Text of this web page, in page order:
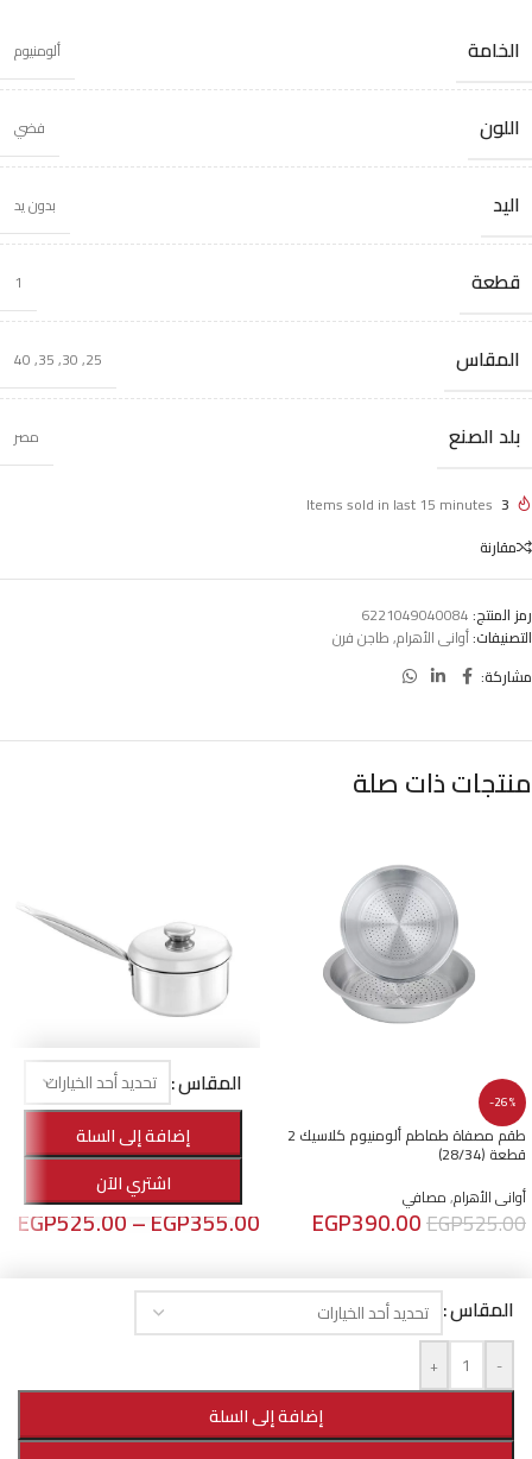
الخامة ألومنيوم
اللون فضي
اليد بدون يد
قطعة 1
المقاس 25
,
30
,
35
,
40
بلد الصنع مصر
3
Items sold in last 15 minutes
المقاس
-
+
إضافة إلى السلة
مقارنة
رمز المنتج:6221049040084
التصنيفات:أوانى الأهرام,طاجن فرن
مشاركة:
منتجات ذات صلة
-26%
طقم مصفاة طماطم ألومنيوم كلاسيك 2
قطعة (28/34)
أوانى الأهرام,مصافي
EGP525.00
EGP390.00
كسرولة ألومنيوم كلاسيك يد ستانلس و
غطا ألومنيوم
أوانى الأهرام,كسرولة - لبانة,الأفضل مبيعا
EGP355.00
–
EGP525.00
المقاس
إضافة إلى السلة
اشتري الآن
AL AHRAM COOKWARE© 2026 POWERED BYPOINTERS ENTERPRISES- TAX ID: 202-471-462